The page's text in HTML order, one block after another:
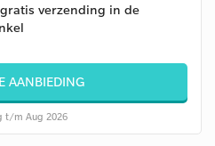
verzending in de
AANBIEDING
t/m Aug 2026